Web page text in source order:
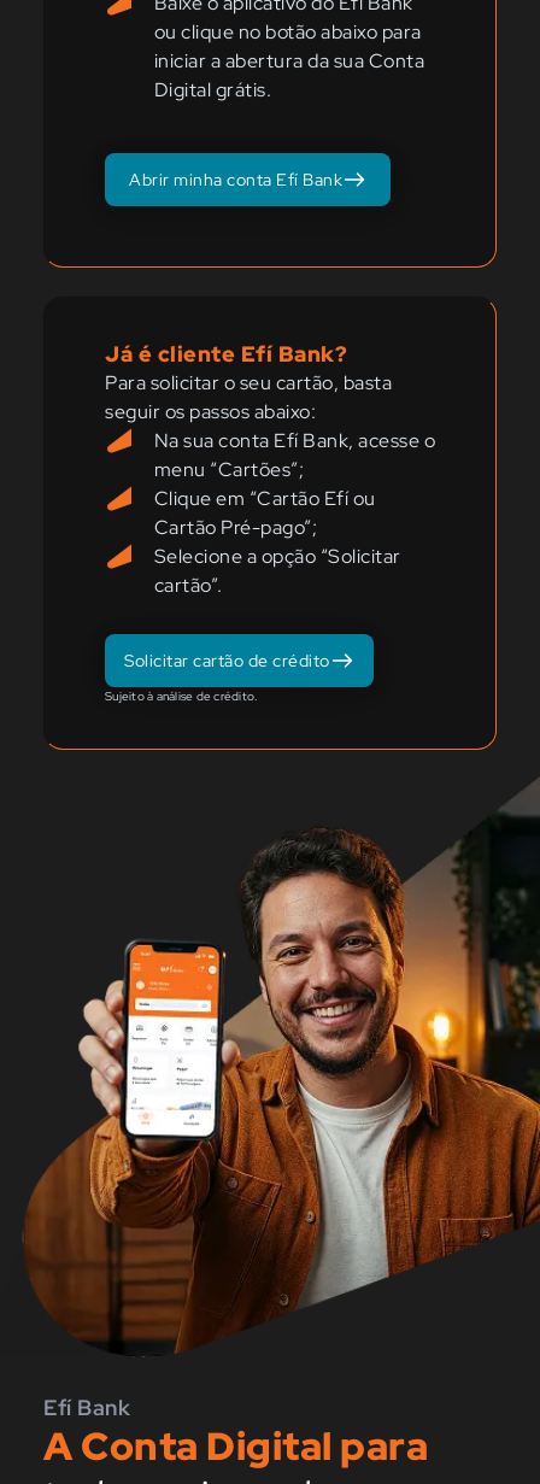
ou clique no botão abaixo para
iniciar a abertura da sua Conta
Digital grátis.
Abrir minha conta Efí Bank
Já é cliente Efí Bank?
Para solicitar o seu cartão, basta
seguir os passos abaixo:
Na sua conta Efí Bank, acesse o
menu “Cartões”;
Clique em “Cartão Efí ou
Cartão Pré-pago”;
Selecione a opção “Solicitar
cartão”.
Solicitar cartão de crédito
Sujeito à análise de crédito.
Efí Bank
A Conta Digital para